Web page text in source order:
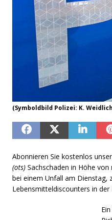
(Symboldbild Polizei: K.
Abonnieren Sie kostenlos
(ots) Sachschaden in Höhe
bei einem Unfall am Dienstag,
Lebensmitteldiscounters in